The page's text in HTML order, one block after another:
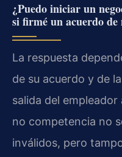
¿Puedo iniciar un
si firmé un acuerdo de
La respuesta
de su acuerdo y de
salida del
no competencia no
inválidos, pero